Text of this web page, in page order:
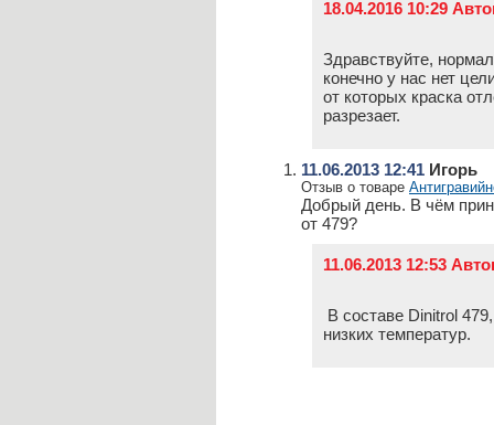
18.04.2016 10:29
Здравствуйте,
конечно у нас нет
от которых краска
разрезает.
11.06.2013 12:41 Игорь
Отзыв о товаре
Добрый день. В чём
от 479?
11.06.2013 12:53
В составе Dinitrol
низких температур.